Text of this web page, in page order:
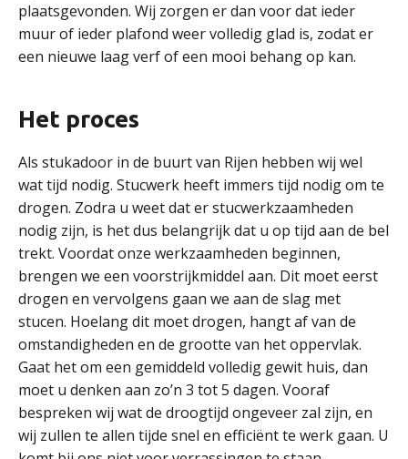
plaatsgevonden. Wij zorgen er dan voor dat ieder
muur of ieder plafond weer volledig glad is, zodat er
een nieuwe laag verf of een mooi behang op kan.
Het proces
Als stukadoor in de buurt van Rijen hebben wij wel
wat tijd nodig. Stucwerk heeft immers tijd nodig om te
drogen. Zodra u weet dat er stucwerkzaamheden
nodig zijn, is het dus belangrijk dat u op tijd aan de bel
trekt. Voordat onze werkzaamheden beginnen,
brengen we een voorstrijkmiddel aan. Dit moet eerst
drogen en vervolgens gaan we aan de slag met
stucen. Hoelang dit moet drogen, hangt af van de
omstandigheden en de grootte van het oppervlak.
Gaat het om een gemiddeld volledig gewit huis, dan
moet u denken aan zo’n 3 tot 5 dagen. Vooraf
bespreken wij wat de droogtijd ongeveer zal zijn, en
wij zullen te allen tijde snel en efficiënt te werk gaan. U